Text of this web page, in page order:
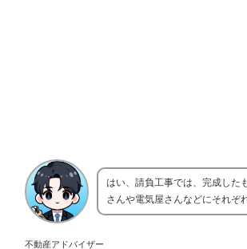
不動産アドバイザー
はい、請負工事では、完成した
さんや電気屋さんなどにそれぞ